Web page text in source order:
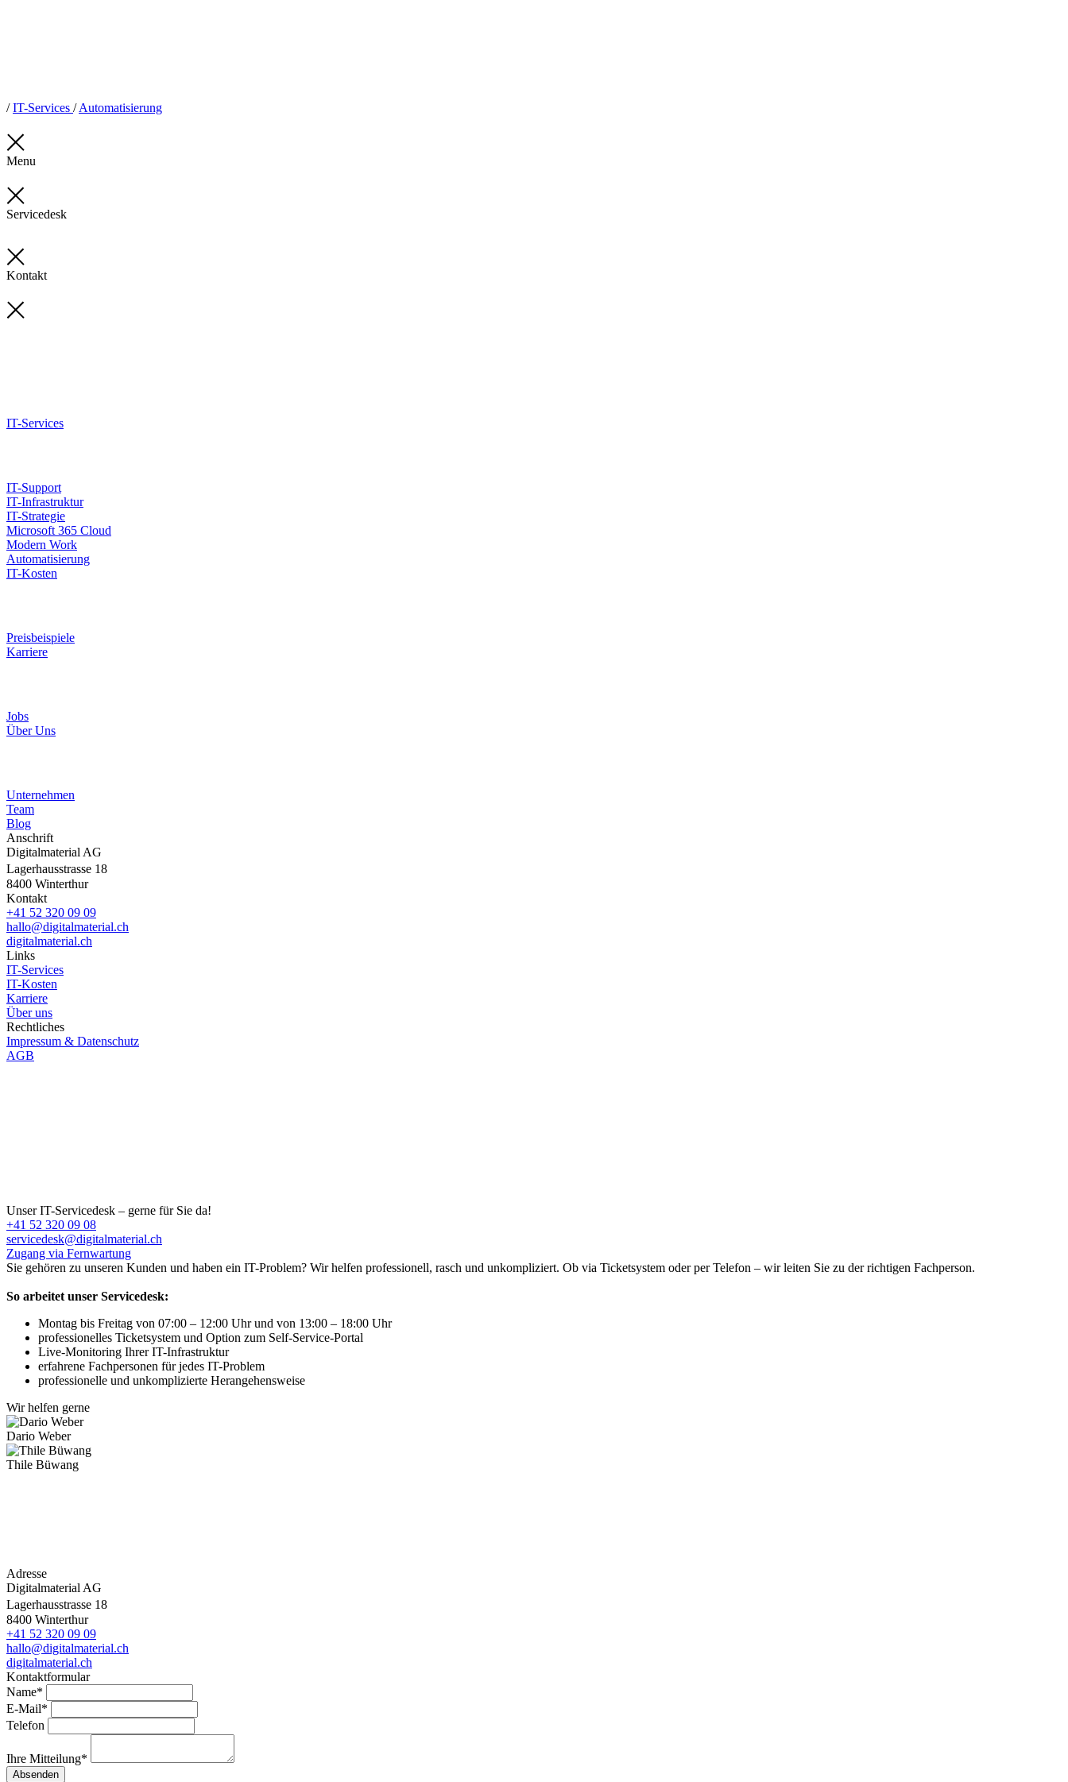
/IT-Services /Automatisierung
Menu
Servicedesk
Kontakt
IT-Services
IT-Support
IT-Infrastruktur
IT-Strategie
Microsoft 365 Cloud
Modern Work
Automatisierung
IT-Kosten
Preisbeispiele
Karriere
Jobs
Über Uns
Unternehmen
Team
Blog
Anschrift
Digitalmaterial AG
Lagerhausstrasse 18
8400 Winterthur
Kontakt
+41 52 320 09 09
hallo@digitalmaterial.ch
digitalmaterial.ch
Links
IT-Services
IT-Kosten
Karriere
Über uns
Rechtliches
Impressum & Datenschutz
AGB
Unser IT-Servicedesk – gerne für Sie da!
+41 52 320 09 08
servicedesk@digitalmaterial.ch
Zugang via Fernwartung
Sie gehören zu unseren Kunden und haben ein IT-Problem? Wir helfen professionell, rasch und unkompliziert. Ob via Ticketsystem oder per Telefon – wir leiten Sie zu der richtigen Fachperson.
So arbeitet unser Servicedesk:
Montag bis Freitag von 07:00 – 12:00 Uhr und von 13:00 – 18:00 Uhr
professionelles Ticketsystem und Option zum Self-Service-Portal
Live-Monitoring Ihrer IT-Infrastruktur
erfahrene Fachpersonen für jedes IT-Problem
professionelle und unkomplizierte Herangehensweise
Wir helfen gerne
Dario Weber
Thile Büwang
Adresse
Digitalmaterial AG
Lagerhausstrasse 18
8400 Winterthur
+41 52 320 09 09
hallo@digitalmaterial.ch
digitalmaterial.ch
Kontaktformular
Name*
E-Mail*
Telefon
Ihre Mitteilung*
Absenden